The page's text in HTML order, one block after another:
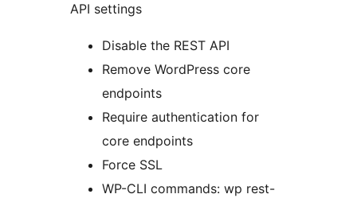
API settings
Disable the REST API
Remove WordPress core
endpoints
Require authentication for
core endpoints
Force SSL
WP-CLI commands: wp rest-